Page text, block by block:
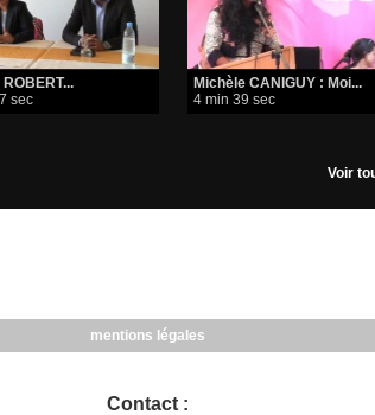
sec
Michèle CANIGUY : Moi...
4 min 39 sec
Voir
mentions légales
Contact :